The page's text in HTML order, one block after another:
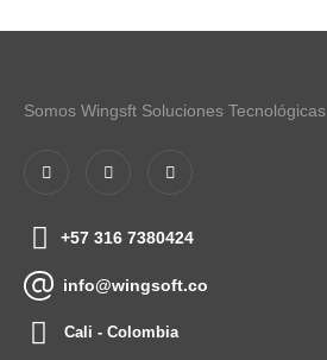
Somos Wingsft Soluciones Tecnológicas
+57 316 7380424
info@wingsoft.co
Cali - Colombia